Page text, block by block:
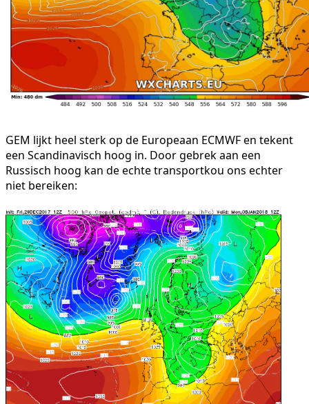
GEM lijkt heel sterk op de Europeaan ECMWF en tekent
een Scandinavisch hoog in. Door gebrek aan een
Russisch hoog kan de echte transportkou ons echter
niet bereiken: